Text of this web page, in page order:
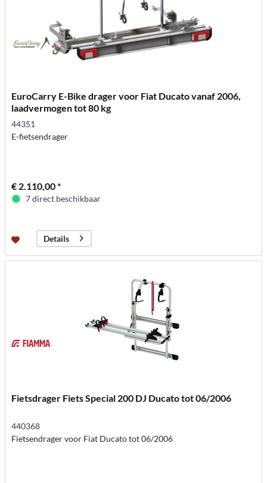
EuroCarry E-Bike drager voor Fiat Ducato vanaf 2006,
laadvermogen tot 80 kg
44351
E-fietsendrager
€ 2.110,00 *
7 direct beschikbaar
Details
Fietsdrager Fiets Special 200 DJ Ducato tot 06/2006
440368
Fietsendrager voor Fiat Ducato tot 06/2006